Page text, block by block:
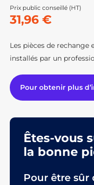
Prix public conseillé (HT)
31,96 €
Les pièces de rechange
installés par un
Pour obtenir plus
Êtes-vous
la bonne
Pour être sûr